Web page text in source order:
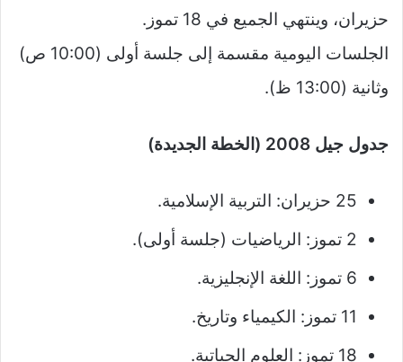
حزيران، وينتهي الجميع في 18 تموز.
الجلسات اليومية مقسمة إلى جلسة أولى (10:00 ص)
وثانية (13:00 ظ).
جدول جيل 2008 (الخطة الجديدة)
25 حزيران: التربية الإسلامية.
2 تموز: الرياضيات (جلسة أولى).
6 تموز: اللغة الإنجليزية.
11 تموز: الكيمياء وتاريخ.
18 تموز: العلوم الحياتية.